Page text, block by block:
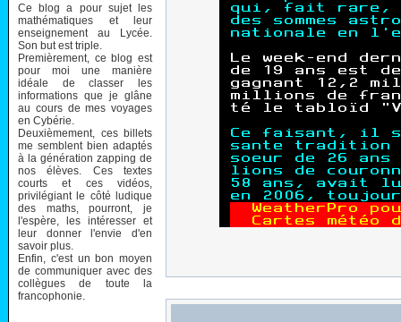
Ce blog a pour sujet les
mathématiques et leur
enseignement au Lycée.
Son but est triple.
Premièrement, ce blog est
pour moi une manière
idéale de classer les
informations que je glâne
au cours de mes voyages
en Cybérie.
Deuxièmement, ces billets
me semblent bien adaptés
à la génération zapping de
nos élèves. Ces textes
courts et ces vidéos,
privilégiant le côté ludique
des maths, pourront, je
l'espère, les intéresser et
leur donner l'envie d'en
savoir plus.
Enfin, c'est un bon moyen
de communiquer avec des
collègues de toute la
francophonie.